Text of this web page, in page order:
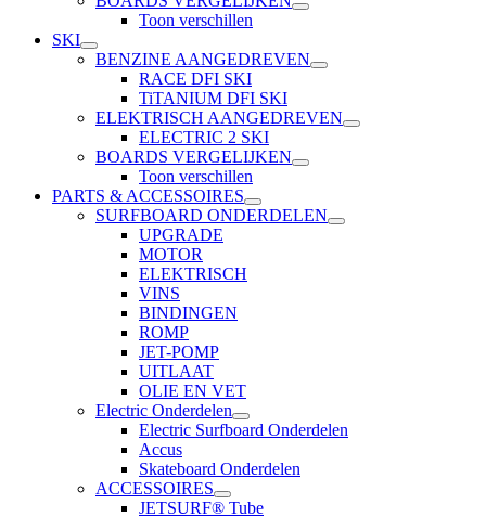
Toon verschillen
SKI
BENZINE AANGEDREVEN
RACE DFI SKI
TiTANIUM DFI SKI
ELEKTRISCH AANGEDREVEN
ELECTRIC 2 SKI
BOARDS VERGELIJKEN
Toon verschillen
PARTS & ACCESSOIRES
SURFBOARD ONDERDELEN
UPGRADE
MOTOR
ELEKTRISCH
VINS
BINDINGEN
ROMP
JET-POMP
UITLAAT
OLIE EN VET
Electric Onderdelen
Electric Surfboard Onderdelen
Accus
Skateboard Onderdelen
ACCESSOIRES
JETSURF® Tube